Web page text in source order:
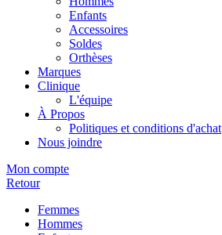
Enfants
Accessoires
Soldes
Orthèses
Marques
Clinique
L'équipe
À Propos
Politiques et conditions d'achat
Nous joindre
Mon compte
Retour
Femmes
Hommes